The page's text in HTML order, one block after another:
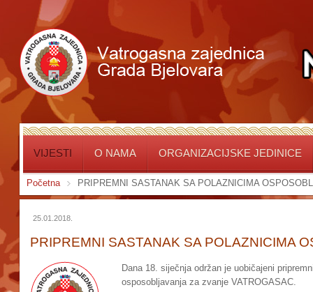
VIJESTI O NAMA ORGANIZACIJSKE JEDINICE
Početna PRIPREMNI SASTANAK SA POLAZNICIMA
25.01.2018.
PRIPREMNI SASTANAK SA POLAZNICIMA
Dana 18. siječnja održan je uobičajeni
osposobljavanja za zvanje VATROGASAC.